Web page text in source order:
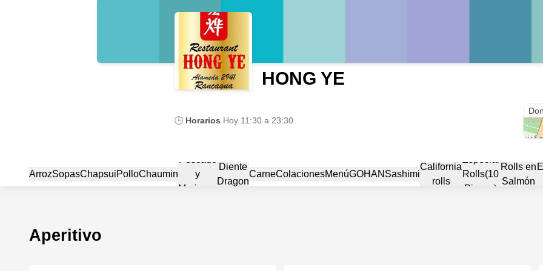
HONG YE
🕒 Horarios Hoy 11:30 a 23:30
ArrozSopasChapsuiPolloChaumin
y
Mariscos
Diente
Dragon
CarneColacionesMenúGOHAN Sashimi
California
rolls
Rolls(10
Piezas)
Rolls en
Salmón
Aperitivo